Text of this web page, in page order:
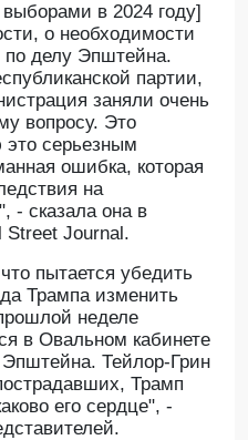
в 2024 году]
о необходимости
по делу Эпштейна.
партии,
заняли очень
вопросу. Это
серьезным
ошибка, которая
на
- сказала она в
Street Journal.
пытается убедить
Трампа изменить
неделе
в Овальном кабинете
Тейлор-Грин
Трамп
его сердце", -